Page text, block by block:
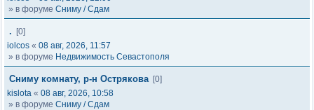
» в форуме Сниму / Сдам
.
[0]
iolcos « 08 авг, 2026, 11:57
» в форуме Недвижимость Севастополя
Сниму комнату, р-н Острякова [0]
kislota « 08 авг, 2026, 10:58
» в форуме Сниму / Сдам